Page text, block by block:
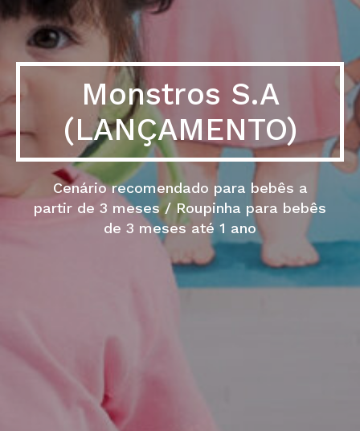
Monstros S.A
(LANÇAMENTO)
Cenário recomendado para bebês a
partir de 3 meses / Roupinha para bebês
de 3 meses até 1 ano